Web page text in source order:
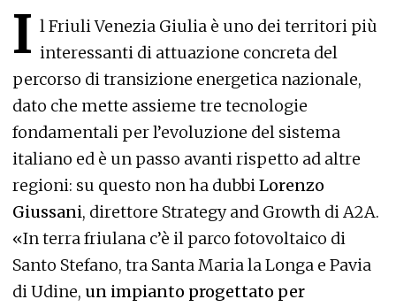
I l Friuli Venezia Giulia è uno dei territori più
interessanti di attuazione concreta del
percorso di transizione energetica nazionale,
dato che mette assieme tre tecnologie
fondamentali per l’evoluzione del sistema
italiano ed è un passo avanti rispetto ad altre
regioni: su questo non ha dubbiLorenzo
Giussani, direttore Strategy and Growth di A2A.
«In terra friulana c’è il parco fotovoltaico di
Santo Stefano, tra Santa Maria la Longa e Pavia
di Udine, un impianto progettato per